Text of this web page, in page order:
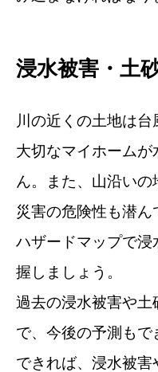
浸水被害・土
川の近くの土地は台
大切なマイホーム
ん。また、山沿い
災害の危険性も潜ん
ハザードマップで
握しましょう。
過去の浸水被害や土
で、今後の予測もで
できれば、浸水被